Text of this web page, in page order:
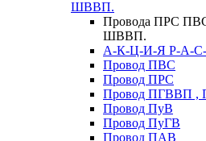
ШВВП.
Провода ПРС
ШВВП.
А-К-Ц-И-Я Р-А-
Провод ПВС
Провод ПРС
Провод ПГВВП
Провод ПуВ
Провод ПуГВ
Провод ПАВ